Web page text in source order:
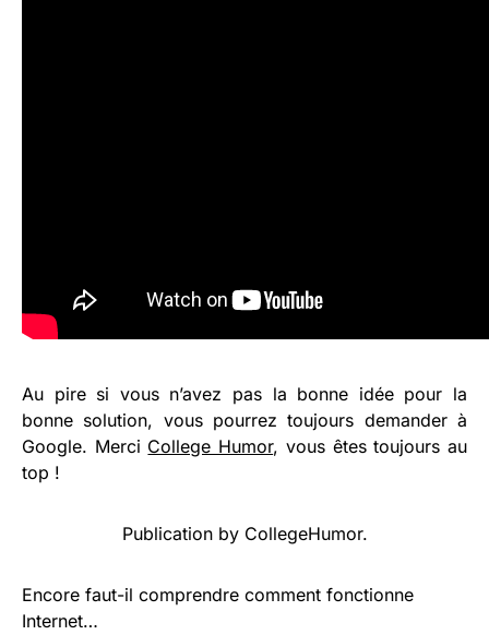
Au pire si vous n’avez pas la bonne idée pour la
bonne solution, vous pourrez toujours demander à
Google. Merci College Humor, vous êtes toujours au
top !
Publicationby CollegeHumor.
Encore faut-il comprendre comment fonctionne
Internet…